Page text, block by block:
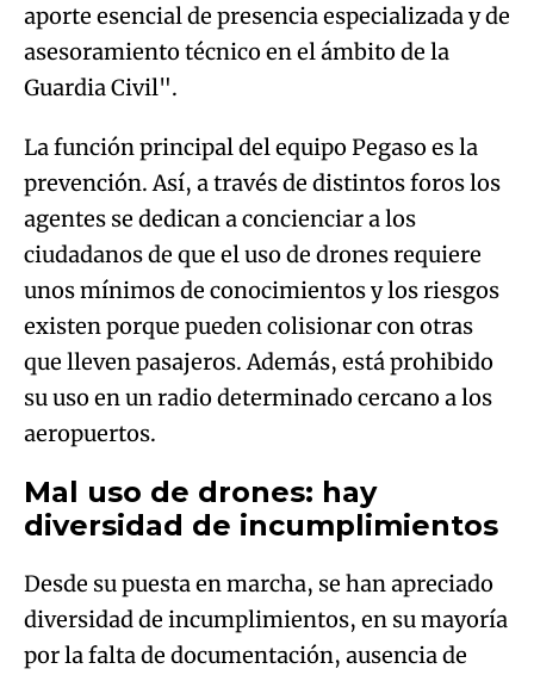
aporte esencial de presencia especializada y de
asesoramiento técnico en el ámbito de la
Guardia Civil".
La función principal del equipo Pegaso es la
prevención. Así, a través de distintos foros los
agentes se dedican a concienciar a los
ciudadanos de que el uso de drones requiere
unos mínimos de conocimientos y los riesgos
existen porque pueden colisionar con otras
que lleven pasajeros. Además, está prohibido
su uso en un radio determinado cercano a los
aeropuertos.
Mal uso de drones: hay
diversidad de incumplimientos
Desde su puesta en marcha, se han apreciado
diversidad de incumplimientos, en su mayoría
por la falta de documentación, ausencia de